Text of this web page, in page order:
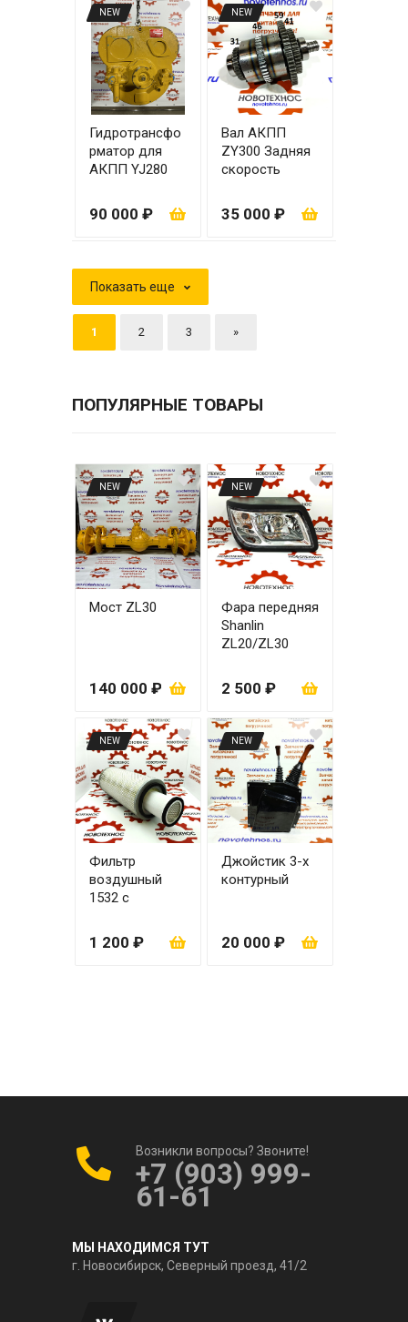
NEW
Гидротрансфо
рматор для
АКПП YJ280
отверстий)
90 000 ₽
NEW
Вал АКПП
ZY300 Задняя
скорость
35 000 ₽
Показать еще
1 2 3 »
ПОПУЛЯРНЫЕ ТОВАРЫ
NEW
Мост ZL30
140 000 ₽
NEW
Фара передняя
Shanlin
ZL20/ZL30
2 500 ₽
NEW
Фильтр
воздушный
1532 с
1 200 ₽
NEW
Джойстик 3-х
контурный
20 000 ₽
Возникли вопросы? Звоните!
+7 (903) 999-
61-61
МЫ НАХОДИМСЯ ТУТ
г. Новосибирск, Северный проезд, 41/2